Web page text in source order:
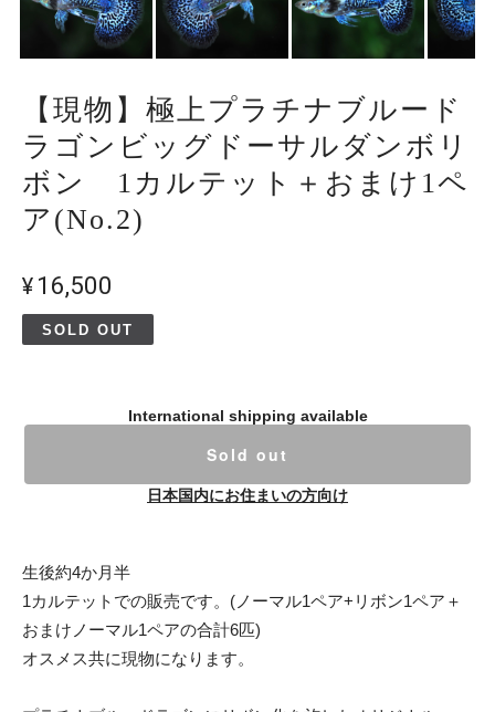
【現物】極上プラチナブルード
ラゴンビッグドーサルダンボリ
ボン 1カルテット＋おまけ1ペ
ア(No.2)
¥16,500
SOLD OUT
International shipping available
Sold out
日本国内にお住まいの方向け
生後約4か月半
1カルテットでの販売です。(ノーマル1ペア+リボン1ペア＋
おまけノーマル1ペアの合計6匹)
オスメス共に現物になります。